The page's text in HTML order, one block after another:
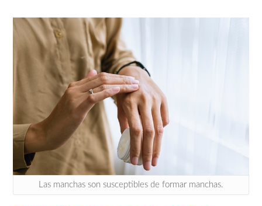
Las manchas son susceptibles de formar manchas.